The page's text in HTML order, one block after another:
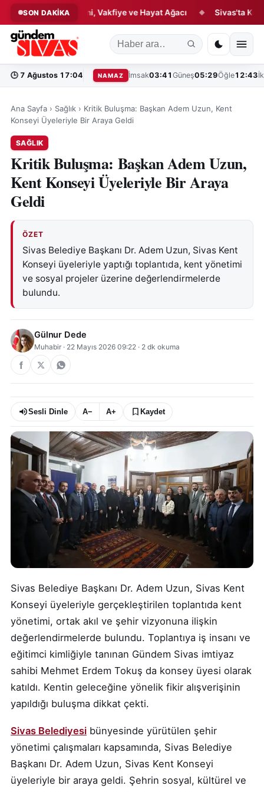
SON DAKİKA
Hikâyesi: Çini, Vakfiye ve Hayat Ağacı ◆ Sivas'ta Kültür ve
🕒 7 Ağustos 17:04 NAMAZ İmsak03:41 Güneş05:29Öğle12:43
Ana Sayfa › Sağlık › Kritik Buluşma: Başkan Adem Uzun, Kent
Konseyi Üyeleriyle Bir Araya Geldi
SAĞLIK
Kritik Buluşma: Başkan Adem Uzun,
Kent Konseyi Üyeleriyle Bir Araya
Geldi
ÖZET
Sivas Belediye Başkanı Dr. Adem Uzun, Sivas Kent
Konseyi üyeleriyle yaptığı toplantıda, kent yönetimi
ve sosyal projeler üzerine değerlendirmelerde
bulundu.
Gülnur Dede
Muhabir · 22 Mayıs 2026 09:22 · 2 dk okuma
Sesli Dinle A− A+ Kaydet
Sivas Belediye Başkanı Dr. Adem Uzun, Sivas Kent
Konseyi üyeleriyle gerçekleştirilen toplantıda kent
yönetimi, ortak akıl ve şehir vizyonuna ilişkin
değerlendirmelerde bulundu. Toplantıya iş insanı ve
eğitimci kimliğiyle tanınan Gündem Sivas imtiyaz
sahibi Mehmet Erdem Tokuş da konsey üyesi olarak
katıldı. Kentin geleceğine yönelik fikir alışverişinin
yapıldığı buluşma dikkat çekti.
Sivas Belediyesi bünyesinde yürütülen şehir
yönetimi çalışmaları kapsamında, Sivas Belediye
Başkanı Dr. Adem Uzun, Sivas Kent Konseyi
üyeleriyle bir araya geldi. Şehrin sosyal, kültürel ve